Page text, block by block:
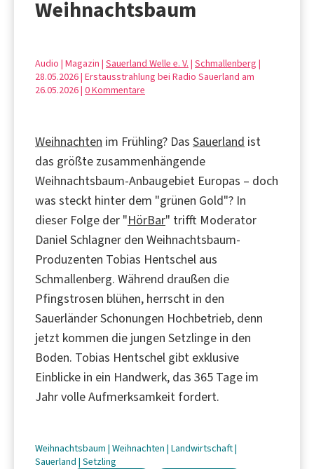
Weihnachtsbaum
Audio | Magazin | Sauerland Welle e. V. | Schmallenberg |
28.05.2026 | Erstausstrahlung bei Radio Sauerland am
26.05.2026 | 0 Kommentare
Weihnachten im Frühling? Das Sauerland ist
das größte zusammenhängende
Weihnachtsbaum-Anbaugebiet Europas – doch
was steckt hinter dem "grünen Gold"? In
dieser Folge der "HörBar" trifft Moderator
Daniel Schlagner den Weihnachtsbaum-
Produzenten Tobias Hentschel aus
Schmallenberg. Während draußen die
Pfingstrosen blühen, herrscht in den
Sauerländer Schonungen Hochbetrieb, denn
jetzt kommen die jungen Setzlinge in den
Boden. Tobias Hentschel gibt exklusive
Einblicke in ein Handwerk, das 365 Tage im
Jahr volle Aufmerksamkeit fordert.
Weihnachtsbaum | Weihnachten | Landwirtschaft|
Sauerland | Setzling